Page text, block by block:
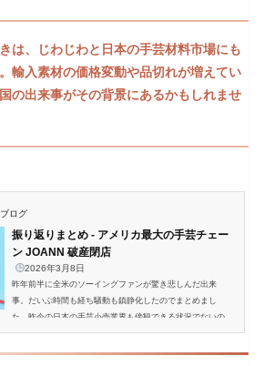
は、じわじわと日本の手芸材料市場にも
輸入素材の価格変動や品切れが増えてい
の出来事がその背景にあるかもしれませ
ログ
振り返りまとめ - アメリカ最大の手芸チェー
ン JOANN 破産閉店
2026年3月8日
昨年前半に全米のソーイングファンが驚き悲しんだ出来
事。だいぶ時間も経ち騒動も鎮静化したのでまとめまし
た。昨今の日本の手芸小売業界も傍観できる状況でないの
は、ユーザーの皆さんも肌で感じていることでしょう。Cra